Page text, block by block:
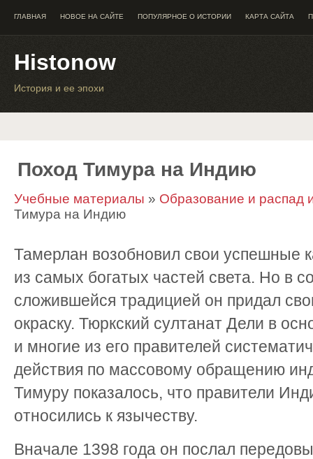
ГЛАВНАЯ НОВОЕ НА САЙТЕ ПОПУЛЯРНОЕ О ИСТОРИИ КАРТА САЙТА
Histonow
История и ее эпохи
Поход Тимура на Индию
Учебные материалы » Образование и распад
Тимура на Индию
Тамерлан возобновил свои успешные
из самых богатых частей света. Но в
сложившейся традицией он придал
окраску. Тюркский султанат Дели в
и многие из его правителей
действия по массовому обращению
Тимуру показалось, что правители
относились к язычеству.
Вначале 1398 года он послал